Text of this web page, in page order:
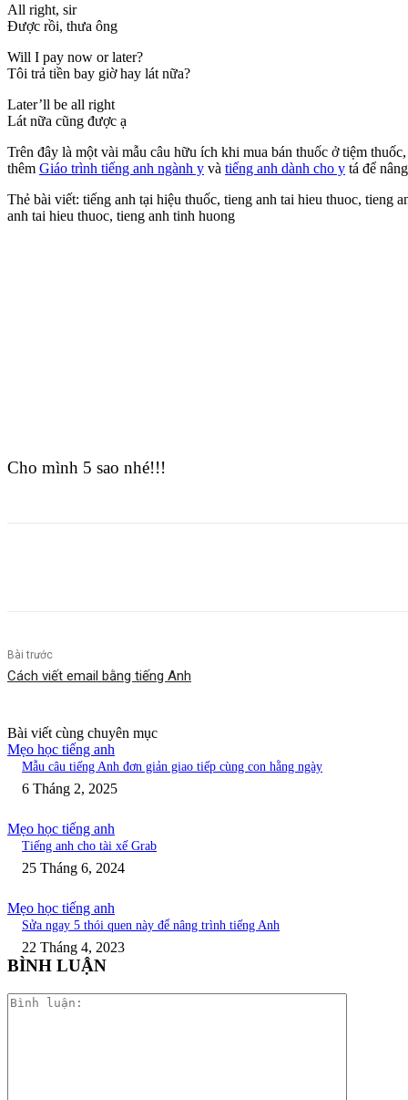
All right, sir
Được rồi, thưa ông
Will I pay now or later?
Tôi trả tiền bay giờ hay lát nữa?
Later’ll be all right
Lát nữa cũng được ạ
Trên đây là một vài mẫu câu hữu ích khi mua bán thuốc ở tiệm
thêm Giáo trình tiếng anh ngành y và tiếng anh dành cho y tá để
Thẻ bài viết: tiếng anh tại hiệu thuốc, tieng anh tai hieu thuoc, tieng
anh tai hieu thuoc, tieng anh tinh huong
Cho mình 5 sao nhé!!!
Bài trước
Cách viết email bằng tiếng Anh
Bài viết cùng chuyên mục
Mẹo học tiếng anh
Mẫu câu tiếng Anh đơn giản giao tiếp cùng con hằng ngày
6 Tháng 2, 2025
Mẹo học tiếng anh
Tiếng anh cho tài xế Grab
25 Tháng 6, 2024
Mẹo học tiếng anh
Sửa ngay 5 thói quen này để nâng trình tiếng Anh
22 Tháng 4, 2023
BÌNH LUẬN